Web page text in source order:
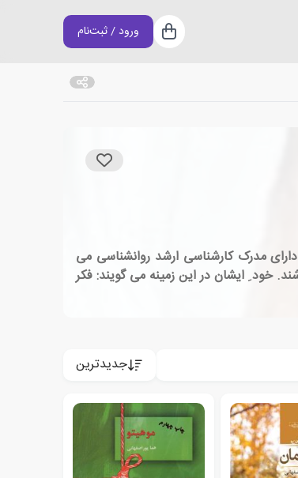
سبد خرید
ورود / ثبت‌نام
سال ۱۳۶۹ در شهر اصفهان متولد شده است. وی دارای مدرک کارشناسی ارشد روانشناسی می
باشند. خود ِ ایشان در این زمینه می گویند: فکر
جدیدترین